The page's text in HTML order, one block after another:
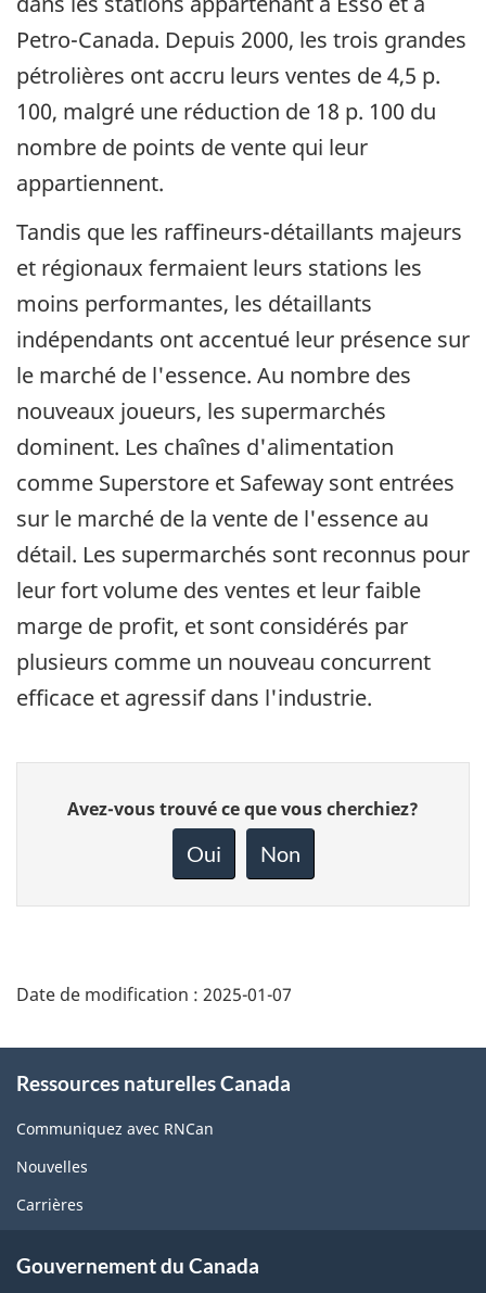
Petro-Canada. Depuis 2000, les trois grandes
pétrolières ont accru leurs ventes de 4,5 p.
100, malgré une réduction de 18 p. 100 du
nombre de points de vente qui leur
appartiennent.
Tandis que les raffineurs-détaillants majeurs
et régionaux fermaient leurs stations les
moins performantes, les détaillants
indépendants ont accentué leur présence sur
le marché de l'essence. Au nombre des
nouveaux joueurs, les supermarchés
dominent. Les chaînes d'alimentation
comme Superstore et Safeway sont entrées
sur le marché de la vente de l'essence au
détail. Les supermarchés sont reconnus pour
leur fort volume des ventes et leur faible
marge de profit, et sont considérés par
plusieurs comme un nouveau concurrent
efficace et agressif dans l'industrie.
Donnez
votre
page
Avez-vous trouvé ce que vous cherchiez?
Oui Non
Date de modification : 2025-01-07
this
site
Ressources naturelles Canada
Communiquez avec RNCan
Nouvelles
Carrières
Gouvernement du Canada